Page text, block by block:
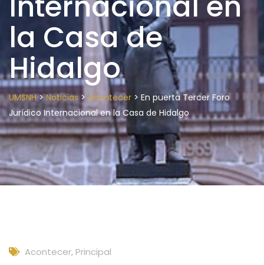
la Casa de
Hidalgo
UMSNH>Noticias> Acontecer > En puerta Tercer Foro
Jurídico Internacional en la Casa de Hidalgo
Acontecer, Principal